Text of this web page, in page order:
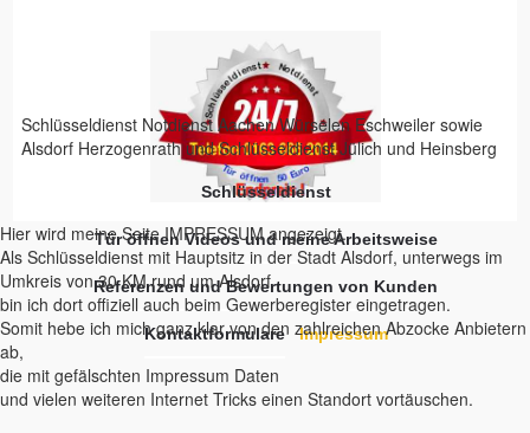
Schlüsseldienst Notdienst Aachen Würselen Eschweiler sowie
Alsdorf Herzogenrath und Schlüsseldienst Jülich und Heinsberg
Schlüsseldienst
Tür öffnen Videos und meine Arbeitsweise
Referenzen und Bewertungen von Kunden
Kontaktformulare Impressum
Hier wird meine Seite IMPRESSUM angezeigt.
Als Schlüsseldienst mit Hauptsitz in der Stadt Alsdorf, unterwegs im
Umkreis von 30 KM rund um Alsdorf
bin ich dort offiziell auch beim Gewerberegister eingetragen.
Somit hebe ich mich ganz klar von den zahlreichen Abzocke Anbietern
ab,
die mit gefälschten Impressum Daten
und vielen weiteren Internet Tricks einen Standort vortäuschen.